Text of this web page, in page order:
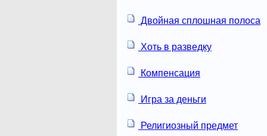
Двойная сплошная полоса
Хоть в разведку
Компенсация
Игра за деньги
Религиозный предмет